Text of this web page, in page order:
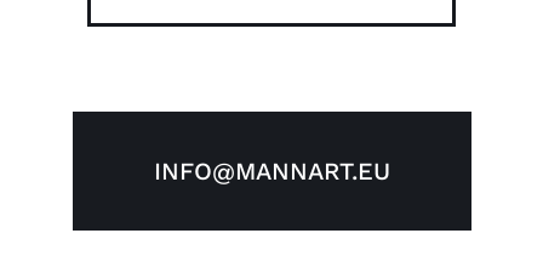
INFO@MANNART.EU